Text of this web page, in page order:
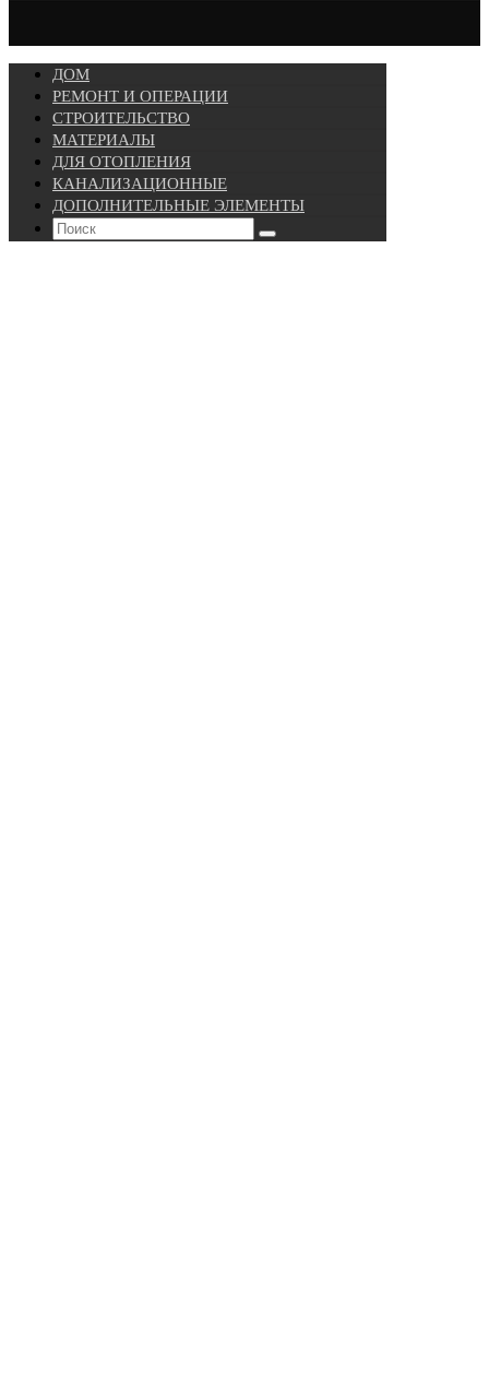
ДОМ
РЕМОНТ И ОПЕРАЦИИ
СТРОИТЕЛЬСТВО
МАТЕРИАЛЫ
ДЛЯ ОТОПЛЕНИЯ
КАНАЛИЗАЦИОННЫЕ
ДОПОЛНИТЕЛЬНЫЕ ЭЛЕМЕНТЫ